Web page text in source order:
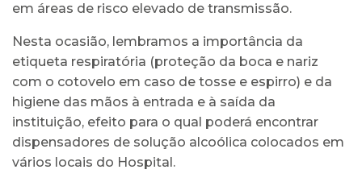
em áreas de risco elevado de transmissão.
Nesta ocasião, lembramos a importância da
etiqueta respiratória (proteção da boca e nariz
com o cotovelo em caso de tosse e espirro) e da
higiene das mãos à entrada e à saída da
instituição, efeito para o qual poderá encontrar
dispensadores de solução alcoólica colocados em
vários locais do Hospital.